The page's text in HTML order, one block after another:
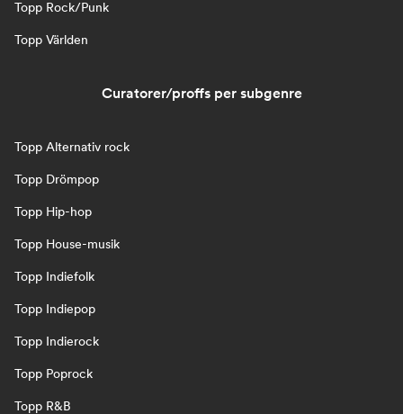
Topp Rock/Punk
Topp Världen
Curatorer/proffs per subgenre
Topp Alternativ rock
Topp Drömpop
Topp Hip-hop
Topp House-musik
Topp Indiefolk
Topp Indiepop
Topp Indierock
Topp Poprock
Topp R&B